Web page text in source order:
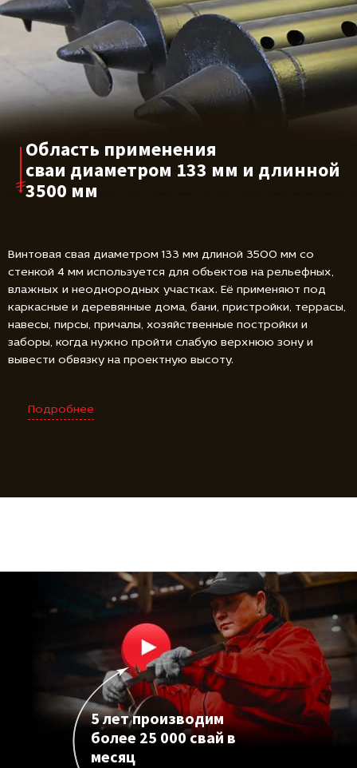
Область применения
сваи диаметром 133 мм и длинной
3500 мм
Винтовая свая диаметром 133 мм длиной 3500 мм со
стенкой 4 мм используется для объектов на рельефных,
влажных и неоднородных участках. Её применяют под
каркасные и деревянные дома, бани, пристройки, террасы,
навесы, пирсы, причалы, хозяйственные постройки и
заборы, когда нужно пройти слабую верхнюю зону и
вывести обвязку на проектную высоту.
Подробнее
5 лет производим
более 25 000 свай в
месяц